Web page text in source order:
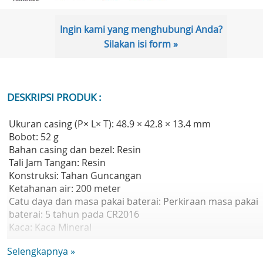
Ingin kami yang menghubungi Anda?
Silakan isi form »
DESKRIPSI PRODUK :
Ukuran casing (P× L× T): 48.9 × 42.8 × 13.4 mm
Bobot: 52 g
Bahan casing dan bezel: Resin
Tali Jam Tangan: Resin
Konstruksi: Tahan Guncangan
Ketahanan air: 200 meter
Catu daya dan masa pakai baterai: Perkiraan masa pakai
baterai: 5 tahun pada CR2016
Kaca: Kaca Mineral
Fitur jam:
Selengkapnya »